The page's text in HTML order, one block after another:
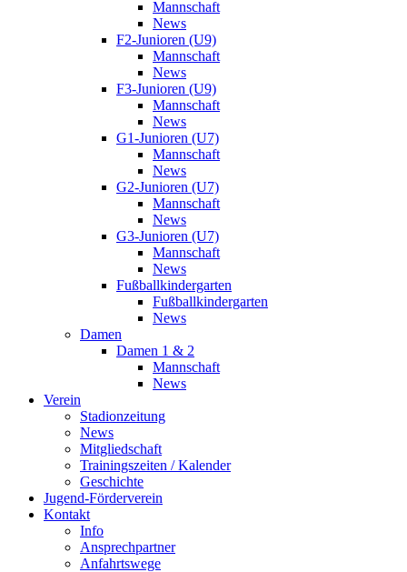
Mannschaft
News
F2-Junioren (U9)
Mannschaft
News
F3-Junioren (U9)
Mannschaft
News
G1-Junioren (U7)
Mannschaft
News
G2-Junioren (U7)
Mannschaft
News
G3-Junioren (U7)
Mannschaft
News
Fußballkindergarten
Fußballkindergarten
News
Damen
Damen 1 & 2
Mannschaft
News
Verein
Stadionzeitung
News
Mitgliedschaft
Trainingszeiten / Kalender
Geschichte
Jugend-Förderverein
Kontakt
Info
Ansprechpartner
Anfahrtswege